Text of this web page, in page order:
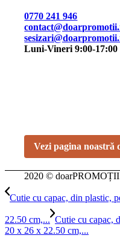
0770 241 946
Luni-Vineri 9:00-17:00
Vezi pagina noastră
2020 ©
Cutie cu capac, din plastic,
22.50 cm,... Cutie cu capac,
20 x 26 x 22.50 cm,...